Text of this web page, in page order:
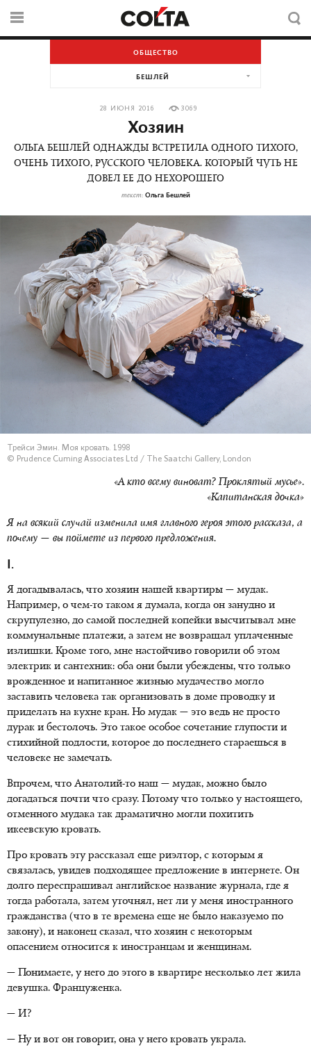
ОБЩЕСТВО
БЕШЛЕЙ
28 ИЮНЯ 2016 3069
Хозяин
ОЛЬГА БЕШЛЕЙ ОДНАЖДЫ ВСТРЕТИЛА ОДНОГО ТИХОГО,
ОЧЕНЬ ТИХОГО, РУССКОГО ЧЕЛОВЕКА. КОТОРЫЙ ЧУТЬ НЕ
ДОВЕЛ ЕЕ ДО НЕХОРОШЕГО
текст: Ольга Бешлей
Трейси Эмин. Моя кровать. 1998
© Prudence Cuming Associates Ltd / The Saatchi Gallery, London
«А кто всему виноват? Проклятый мусье».
«Капитанская дочка»
Я на всякий случай изменила имя главного героя этого рассказа, а
почему — вы поймете из первого предложения.
I.
Я догадывалась, что хозяин нашей квартиры — мудак.
Например, о чем-то таком я думала, когда он занудно и
скрупулезно, до самой последней копейки высчитывал мне
коммунальные платежи, а затем не возвращал уплаченные
излишки. Кроме того, мне настойчиво говорили об этом
электрик и сантехник: оба они были убеждены, что только
врожденное и напитанное жизнью мудачество могло
заставить человека так организовать в доме проводку и
приделать на кухне кран. Но мудак — это ведь не просто
дурак и бестолочь. Это такое особое сочетание глупости и
стихийной подлости, которое до последнего стараешься в
человеке не замечать.
Впрочем, что Анатолий-то наш — мудак, можно было
догадаться почти что сразу. Потому что только у настоящего,
отменного мудака так драматично могли похитить
икеевскую кровать.
Про кровать эту рассказал еще риэлтор, с которым я
связалась, увидев подходящее предложение в интернете. Он
долго переспрашивал английское название журнала, где я
тогда работала, затем уточнял, нет ли у меня иностранного
гражданства (что в те времена еще не было наказуемо по
закону), и наконец сказал, что хозяин с некоторым
опасением относится к иностранцам и женщинам.
— Понимаете, у него до этого в квартире несколько лет жила
девушка. Француженка.
— И?
— Ну и вот он говорит, она у него кровать украла.